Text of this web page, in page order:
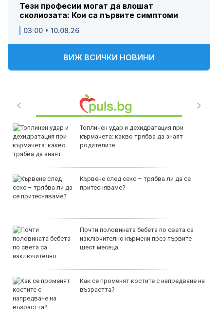
Тези професии могат да влошат
сколиозата: Кои са първите симптоми
03:00 • 10.08.26
ВИЖ ВСИЧКИ НОВИНИ
Топлинен удар и дехидратация при
кърмачета: какво трябва да знаят
родителите
Кървене след секс – трябва ли да се
притесняваме?
Почти половината бебета по света са
изключително кърмени през първите
шест месеца
Как се променят костите с напредване на
възрастта?